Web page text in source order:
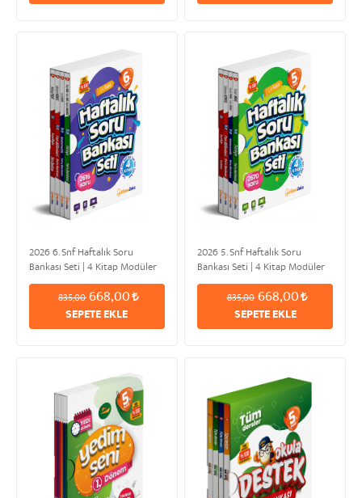
2026 6. Snf Haftalık Soru
Bankası Seti | 4 Kitap Modüler
Set
835,00 668,00
SEPETE EKLE
2026 5. Snf Haftalık Soru
Bankası Seti | 4 Kitap Modüler
Set
835,00 668,00
SEPETE EKLE